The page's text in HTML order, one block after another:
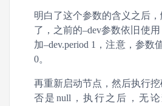
明白了这个参数的含义之后
了，之前的–dev参数依旧使
加–dev.period 1，注意，参数
0。
再重新启动节点，然后执行
否是null，执行之后，无